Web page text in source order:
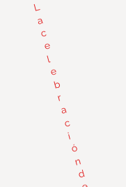
L
a
c
e
l
e
b
r
a
c
i
ó
n
d